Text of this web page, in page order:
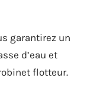
garantirez un
d’eau et
flotteur.